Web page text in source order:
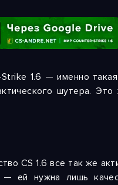
1.6 — именно
шутера. Это
CS 1.6 все так же
ей нужна лишь